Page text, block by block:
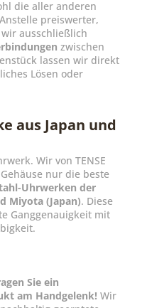
die aller anderen
preiswerter,
ausschließlich
zwischen
lassen wir direkt
Lösen oder
aus Japan und
Wir von TENSE
nur die beste
Uhrwerken der
Miyota (Japan). Diese
Ganggenauigkeit mit
Sie ein
am Handgelenk! Wir